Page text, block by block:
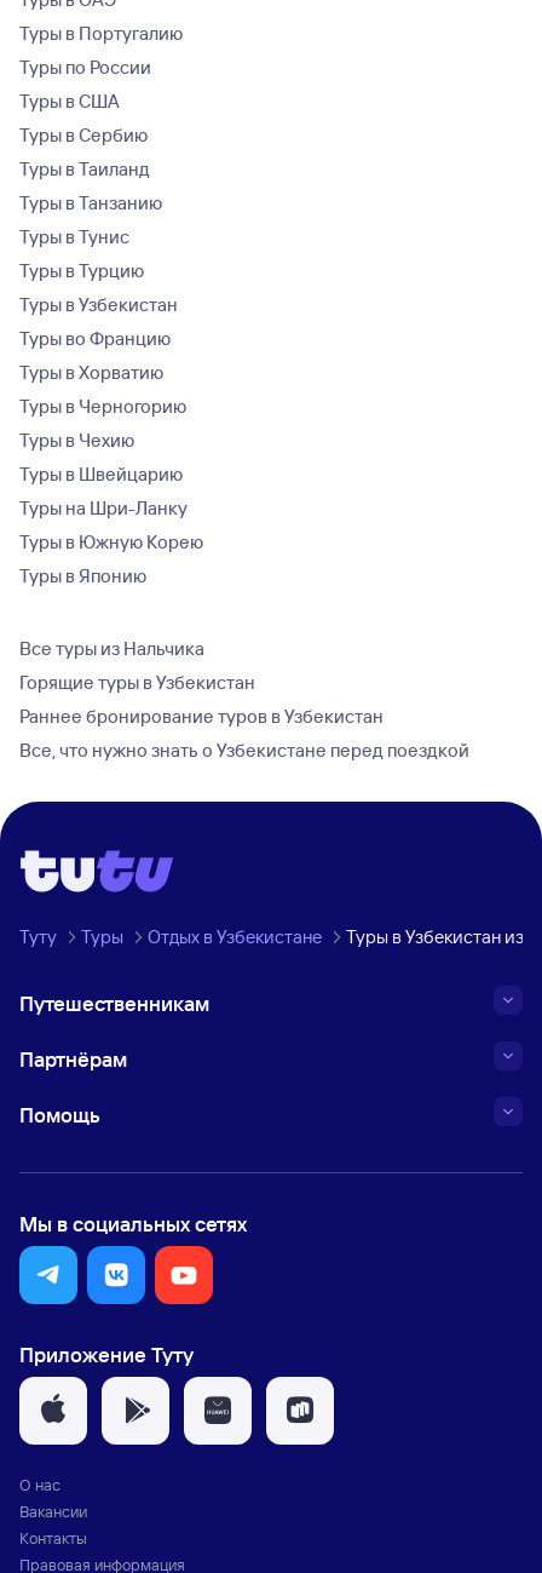
Туры в Португалию
Туры по России
Туры в США
Туры в Сербию
Туры в Таиланд
Туры в Танзанию
Туры в Тунис
Туры в Турцию
Туры в Узбекистан
Туры во Францию
Туры в Хорватию
Туры в Черногорию
Туры в Чехию
Туры в Швейцарию
Туры на Шри-Ланку
Туры в Южную Корею
Туры в Японию
Все туры из Нальчика
Горящие туры в Узбекистан
Раннее бронирование туров в Узбекистан
Все, что нужно знать о Узбекистане перед поездкой
Туту Туры Отдых в Узбекистане Туры в Узбекистан из
Путешественникам
Партнёрам
Помощь
Мы в социальных сетях
Приложение Туту
О нас
Вакансии
Контакты
Правовая информация